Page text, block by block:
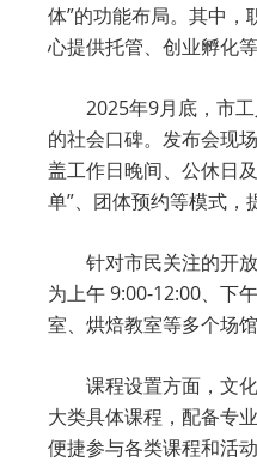
体”的功能布局。其中
心提供托管、创业孵化
2025年9月底，市
的社会口碑。发布会现
盖工作日晚间、公休日
单”、团体预约等模式，
针对市民关注的开
为上午 9:00-12:00、下
室、烘焙教室等多个场馆
课程设置方面，文
大类具体课程，配备专
便捷参与各类课程和活动